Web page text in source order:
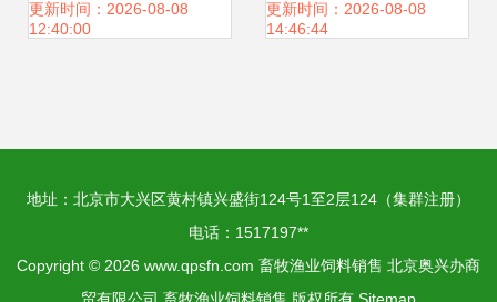
查实却赔偿无门，
更新时间：2026-08-08
12:40:00
产的得力助手
更新时间：2026-08-08
14:46:44
地址：北京市大兴区黄村镇兴盛街124号1至2层124（集群注册）
电话：1517197**
Copyright © 2026 www.qpsfn.com 畜牧渔业饲料销售 北京奥兴办商